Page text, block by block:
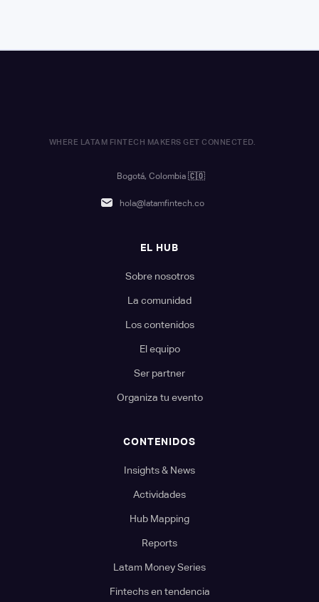
WHERE LATAM FINTECH MAKERS GET CONNECTED.
Bogotá, Colombia 🇨🇴
hola@latamfintech.co
EL HUB
Sobre nosotros
La comunidad
Los contenidos
El equipo
Ser partner
Organiza tu evento
CONTENIDOS
Insights & News
Actividades
Hub Mapping
Reports
Latam Money Series
Fintechs en tendencia